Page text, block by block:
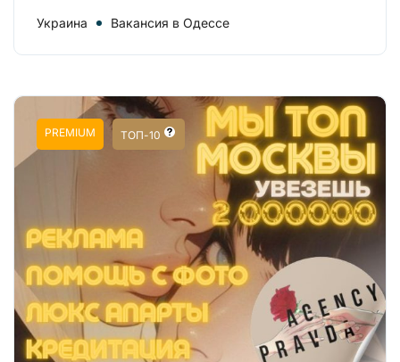
Украина Вакансия в Одессе
PREMIUM ТОП-10